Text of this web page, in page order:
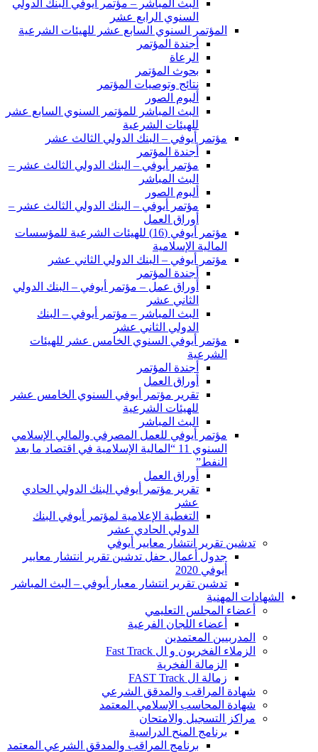
البث المباشر – مؤتمر أيوفي البنك الدولي
السنوي الرابع عشر
المؤتمر السنوي السابع عشر للهيئات الشرعية
أجندة المؤتمر
الرعاة
بحوث المؤتمر
نتائج وتوصيات المؤتمر
ألبوم الصور
البث المباشر للمؤتمر السنوي السابع عشر
للهيئات الشرعية
مؤتمر أيوفي – البنك الدولي الثالث عشر
أجندة المؤتمر
مؤتمر أيوفي – البنك الدولي الثالث عشر –
البث المباشر
ألبوم الصور
مؤتمر أيوفي – البنك الدولي الثالث عشر –
أوراق العمل
مؤتمر أيوفي (16) للهيئات الشرعية للمؤسسات
المالية الإسلامية
مؤتمر أيوفي – البنك الدولي الثاني عشر
أجندة المؤتمر
أوراق عمل – مؤتمر أيوفي – البنك الدولي
الثاني عشر
البث المباشر – مؤتمر أيوفي – البنك
الدولي الثاني عشر
مؤتمر أيوفي السنوي الخامس عشر للهيئات
الشرعية
أجندة المؤتمر
أوراق العمل
تقرير مؤتمر أيوفي السنوي الخامس عشر
للهيئات الشرعية
البث المباشر
مؤتمر أيوفي للعمل المصرفي والمالي الإسلامي
السنوي 11 “المالية الإسلامية في اقتصاد ما بعد
النفط”
أوراق العمل
تقرير مؤتمر أيوفي البنك الدولي الحادي
عشر
التغطية الإعلامية لمؤتمر أيوفي البنك
الدولي الحادي عشر
تدشين تقرير انتشار معايير أيوفي
جدول أعمال حفل تدشين تقرير انتشار معايير
أيوفي 2020
تدشين تقرير انتشار معيار أيوفي – البث المباشر
الشهادات المهنية
أعضاء المجلس التعليمي
أعضاء اللجان الفرعية
المدربيين المعتمدين
الزملاء الفخريون و ال Fast Track
الزمالة الفخرية
زمالة ال FAST Track
شهادة المراقب والمدقق الشرعي
شهادة المحاسب الإسلامي المعتمد
مراكز التسجيل والامتحان
برنامج المنح الدراسية
برنامج المراقب والمدقق الشرعي المعتمد